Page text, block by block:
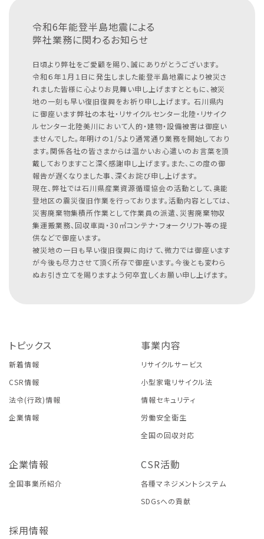
令和6年能登半島地震による
弊社業務に関わるお知らせ
日頃より弊社をご愛顧を賜り、誠にありがとうございます。
令和６年１月１日に発生しました能登半島地震により被災さ
れました皆様に心よりお見舞い申し上げますとともに、被災
地の一刻も早い復旧復興をお祈り申し上げます。 石川県内
に御座います弊社の本社・リサイクルセンター北陸・リサイク
ルセンター北陸美川において人的・建物・設備被害は御座い
ませんでした。年明けの1/5より通常通り業務を開始しており
ます。関係各社の皆さまからは温かいお心遣いのお言葉を頂
戴しておりますこと深く感謝申し上げます。また、この度の御
報告が遅くなりました事、深くお詫び申し上げます。
現在、弊社では石川県産業資源循環協会の活動として、奥能
登地区の震災復旧作業を行っております。活動内容としては、
災害廃棄物集積所作業として作業員の派遣、災害廃棄物収
集運搬業務、回収車両・30㎥コンテナ・フォークリフト等の提
供などで御座います。
被災地の一日も早い復旧復興に向けて、微力では御座います
が今後も尽力させて頂く所存で御座います。今後とも変わら
ぬお引き立てを賜りますよう何卒宜しくお願い申し上げます。
トピックス
新着情報
CSR情報
法令(行政)情報
企業情報
事業内容
リサイクルサービス
小型家電リサイクル法
情報セキュリティ
労働安全衛生
全国の回収対応
企業情報
全国事業所紹介
CSR活動
各種マネジメントシステム
SDGsへの貢献
採用情報